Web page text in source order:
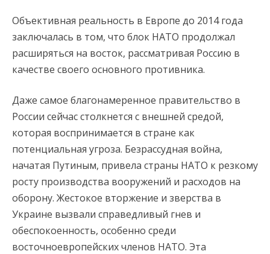
Объективная реальность в Европе до 2014 года
заключалась в том, что блок НАТО продолжал
расширяться на восток, рассматривая Россию в
качестве своего основного противника.
Даже самое благонамеренное правительство в
России сейчас столкнется с внешней средой,
которая воспринимается в стране как
потенциальная угроза. Безрассудная война,
начатая Путиным, привела страны НАТО к резкому
росту производства вооружений и расходов на
оборону. Жестокое вторжение и зверства в
Украине вызвали справедливый гнев и
обеспокоенность, особенно среди
восточноевропейских членов НАТО. Эта